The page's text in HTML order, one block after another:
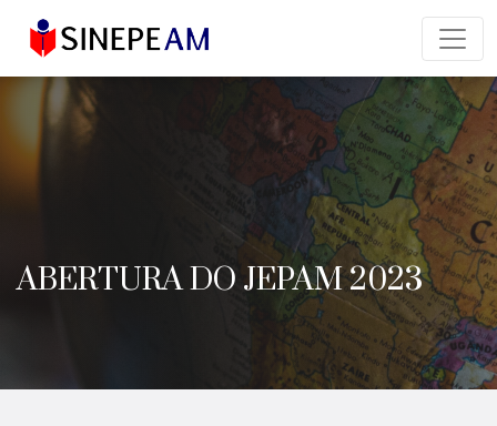
ABERTURA DO JEPAM 2023